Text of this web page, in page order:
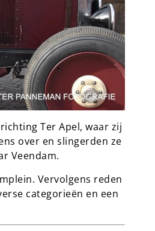
Ter Apel, waar zij
over en slingerden ze
Veendam.
Vervolgens reden
categorieën en een